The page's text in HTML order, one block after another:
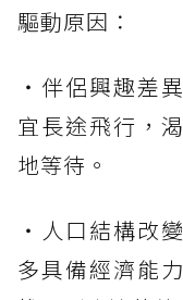
驅動原因：
・伴侶興趣差
宜長途飛行，
地等待。
・人口結構改
多具備經濟能